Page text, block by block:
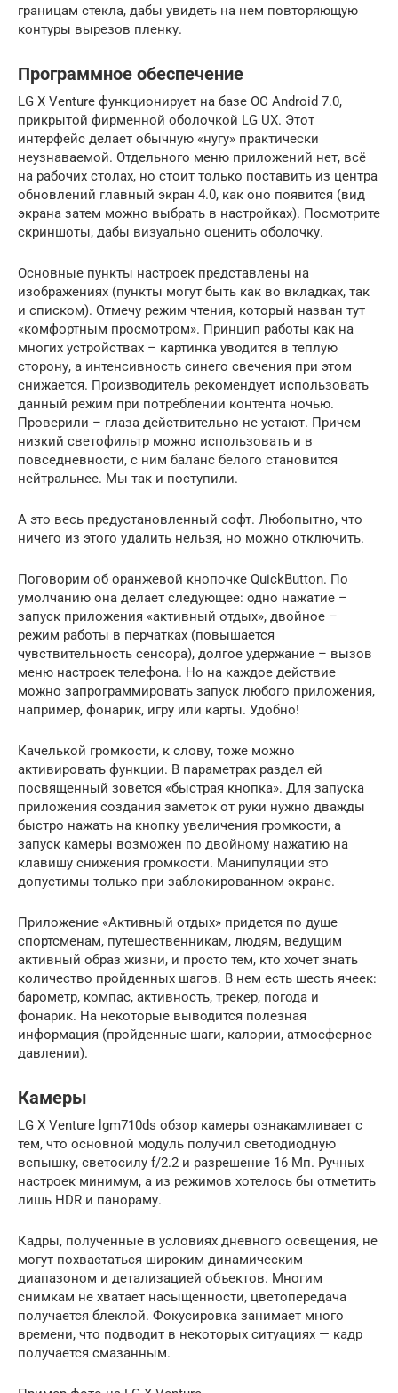
границам стекла, дабы увидеть на нем повторяющую
контуры вырезов пленку.
Программное обеспечение
LG X Venture функционирует на базе ОС Android 7.0,
прикрытой фирменной оболочкой LG UX. Этот
интерфейс делает обычную «нугу» практически
неузнаваемой. Отдельного меню приложений нет, всё
на рабочих столах, но стоит только поставить из центра
обновлений главный экран 4.0, как оно появится (вид
экрана затем можно выбрать в настройках). Посмотрите
скриншоты, дабы визуально оценить оболочку.
Основные пункты настроек представлены на
изображениях (пункты могут быть как во вкладках, так
и списком). Отмечу режим чтения, который назван тут
«комфортным просмотром». Принцип работы как на
многих устройствах – картинка уводится в теплую
сторону, а интенсивность синего свечения при этом
снижается. Производитель рекомендует использовать
данный режим при потреблении контента ночью.
Проверили – глаза действительно не устают. Причем
низкий светофильтр можно использовать и в
повседневности, с ним баланс белого становится
нейтральнее. Мы так и поступили.
А это весь предустановленный софт. Любопытно, что
ничего из этого удалить нельзя, но можно отключить.
Поговорим об оранжевой кнопочке QuickButton. По
умолчанию она делает следующее: одно нажатие –
запуск приложения «активный отдых», двойное –
режим работы в перчатках (повышается
чувствительность сенсора), долгое удержание – вызов
меню настроек телефона. Но на каждое действие
можно запрограммировать запуск любого приложения,
например, фонарик, игру или карты. Удобно!
Качелькой громкости, к слову, тоже можно
активировать функции. В параметрах раздел ей
посвященный зовется «быстрая кнопка». Для запуска
приложения создания заметок от руки нужно дважды
быстро нажать на кнопку увеличения громкости, а
запуск камеры возможен по двойному нажатию на
клавишу снижения громкости. Манипуляции это
допустимы только при заблокированном экране.
Приложение «Активный отдых» придется по душе
спортсменам, путешественникам, людям, ведущим
активный образ жизни, и просто тем, кто хочет знать
количество пройденных шагов. В нем есть шесть ячеек:
барометр, компас, активность, трекер, погода и
фонарик. На некоторые выводится полезная
информация (пройденные шаги, калории, атмосферное
давлении).
Камеры
LG X Venture lgm710ds обзор камеры ознакамливает с
тем, что основной модуль получил светодиодную
вспышку, светосилу f/2.2 и разрешение 16 Мп. Ручных
настроек минимум, а из режимов хотелось бы отметить
лишь HDR и панораму.
Кадры, полученные в условиях дневного освещения, не
могут похвастаться широким динамическим
диапазоном и детализацией объектов. Многим
снимкам не хватает насыщенности, цветопередача
получается блеклой. Фокусировка занимает много
времени, что подводит в некоторых ситуациях — кадр
получается смазанным.